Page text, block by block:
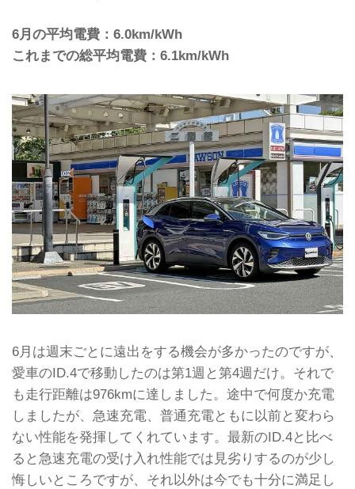
6月の平均電費：6.0km/kWh
これまでの総平均電費：6.1km/kWh
6月は週末ごとに遠出をする機会が多かったのですが、
愛車のID.4で移動したのは第1週と第4週だけ。それで
も走行距離は976kmに達しました。途中で何度か充電
しましたが、急速充電、普通充電ともに以前と変わら
ない性能を発揮してくれています。最新のID.4と比べ
ると急速充電の受け入れ性能では見劣りするのが少し
悔しいところですが、それ以外は今でも十分に満足し